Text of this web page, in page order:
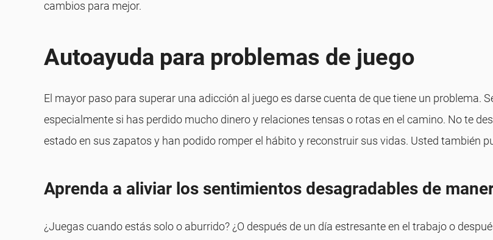
cambios para mejor.
Autoayuda para problemas de juego
El mayor paso para superar una adicción al juego es darse cuenta de que tiene un problema.
especialmente si has perdido mucho dinero y relaciones tensas o rotas en el camino. No te
estado en sus zapatos y han podido romper el hábito y reconstruir sus vidas. Usted también
Aprenda a aliviar los sentimientos desagradables de
¿Juegas cuando estás solo o aburrido? ¿O después de un día estresante en el trabajo o